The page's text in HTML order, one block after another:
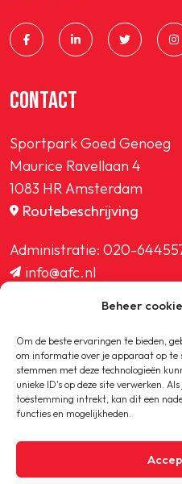
Beheer
Om de beste ervaringen te bieden,
om informatie over je apparaat op te
stemmen met deze technologieën
unieke ID's op deze site verwerken.
toestemming intrekt, kan dit een
functies en mogelijkheden.
CONTACT
Sportpark Goed Genoeg
Maurice Ravellaan 4
1083 HR Amsterdam
Routebeschrijving
Administratie: 020-
info@afc.nl
Copyright © 2020-2026 AFC